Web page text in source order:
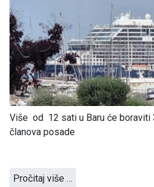
Više od 12 sati u Baru će boraviti
članova posade
Pročitaj više …